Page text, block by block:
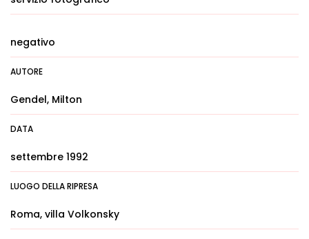
negativo
AUTORE
Gendel, Milton
DATA
settembre 1992
LUOGO DELLA RIPRESA
Roma, villa Volkonsky